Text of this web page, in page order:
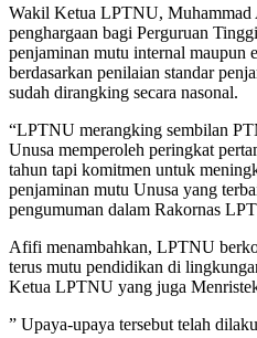
Wakil Ketua LPTNU,
penghargaan bagi Perguruan
penjaminan mutu internal maupun
berdasarkan penilaian standar
sudah dirangking secara nasonal.
“LPTNU merangking sembilan
Unusa memperoleh peringkat
tahun tapi komitmen untuk
penjaminan mutu Unusa yang
pengumuman dalam Rakornas
Afifi menambahkan, LPTNU
terus mutu pendidikan di
Ketua LPTNU yang juga
” Upaya-upaya tersebut telah